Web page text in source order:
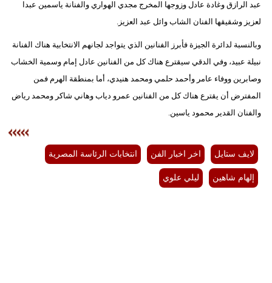
عبد الرازق وغادة عادل وزوجها المخرج مجدي الهواري والفنانة ياسمين عبدا
لعزيز وشقيقها الفنان الشاب وائل عبد العزيز.
وبالنسبة لدائرة الجيزة فأبرز الفنانين الذي يتواجد لجانهم الانتخابية هناك الفنانة
نبيلة عبيد، وفي الدقي سيقترع هناك كل من الفنانين عادل إمام وسمية الخشاب
وصابرين ووفاء عامر وأحمد حلمي ومحمد هنيدي، أما بمنطقة الهرم فمن
المفترض أن يقترع هناك كل من الفنانين عمرو دياب وهاني شاكر ومحمد رياض
والفنان القدير محمود ياسين.
لايف ستايل اخر اخبار الفن انتخابات الرئاسة المصرية
إلهام شاهين ليلي علوي